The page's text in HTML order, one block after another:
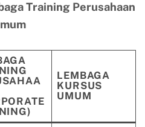
Training Perusahaan
LEMBAGA
KURSUS
UMUM